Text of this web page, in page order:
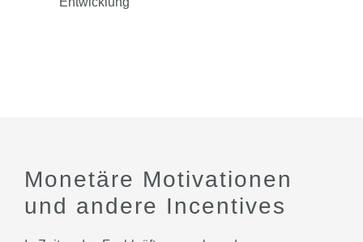
Monetäre Motivationen
und andere Incentives